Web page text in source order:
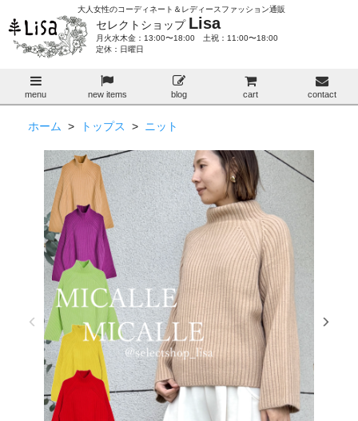
大人女性のコーディネート＆レディースファッション通販
セレクトショップ Lisa
月火水木金：13:00〜18:00 土祝：11:00〜18:00
定休：日曜日
menu new items blog cart contact
ホーム > トップス > ニット